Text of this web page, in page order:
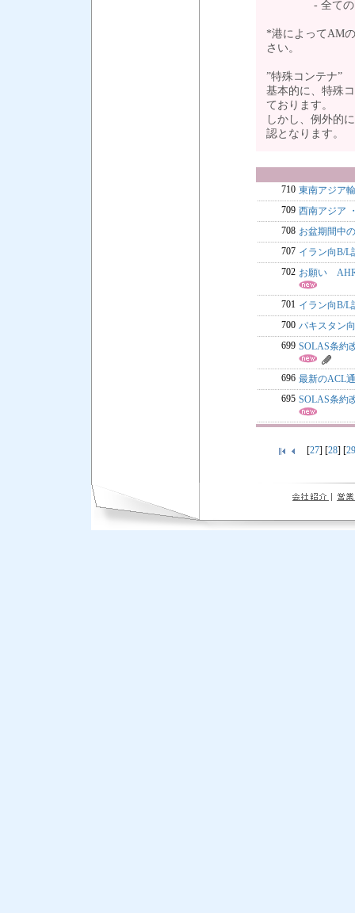
- 全ての日を
*港によってAM
さい。
”特殊コンテナ”
基本的に、特殊
ております。
しかし、例外的
認となります
710 東南アジア
709 西南アジア
708 お盆期間中
707 イラン向B/L
702 お願い
701 イラン向B/L
700 パキスタン
699 SOLAS条約
696 最新のACL
695 SOLAS条約
[27] [28] [29